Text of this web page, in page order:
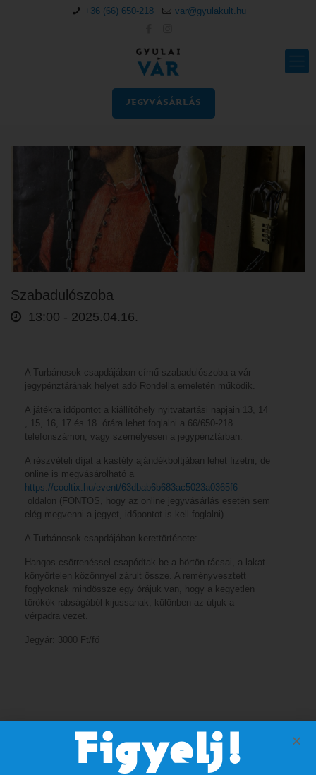
+36 (66) 650-218 var@gyulakult.hu
JEGYVÁSÁRLÁS
Szabadulószoba
13:00 - 2025.04.16.
A Turbánosok csapdájában című szabadulószoba a vár
jegypénztárának helyet adó Rondella emeletén működik.
A játékra időpontot a kiállítóhely nyitvatartási napjain 13, 14
, 15, 16, 17 és 18 órára lehet foglalni a 66/650-218
telefonszámon, vagy személyesen a jegypénztárban.
A részvételi díjat a kastély ajándékboltjában lehet fizetni, de
online is megvásárolható a
https://cooltix.hu/event/63dbab6b683ac5023a0365f6
oldalon (FONTOS, hogy az online jegyvásárlás esetén sem
elég megvenni a jegyet, időpontot is kell foglalni).
A Turbánosok csapdájában kerettörténete:
Hangos csörrenéssel csapódtak be a börtön rácsai, a lakat
könyörtelen közönnyel zárult össze. A reményvesztett
foglyoknak mindössze egy órájuk van, hogy a kegyetlen
törökök rabságából kijussanak, különben az útjuk a
vérpadra vezet.
Jegyár: 3000 Ft/fő
Figyelj!